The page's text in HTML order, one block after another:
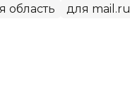
область для mail.ru